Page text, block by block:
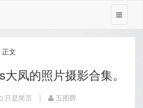
正文
凤的照片摄影合集。
只是简言 | 五图爵